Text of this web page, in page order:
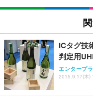
Sezlife オ
能 人間工
レスト 3D
ョン PCチ
務用 おし
Sezlife オ
ワーク チ
能 人間工
【純正品】
フック付
￥49,979
【整備済
ー フルHD
ort/VGA
ネオ・ルー
￥1,800
Smart
限定】
超厚型 お
ICタグ技
判定用
エンタープ
2015.9.17(木)